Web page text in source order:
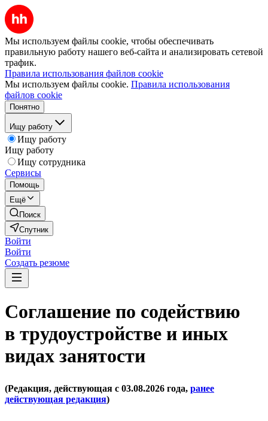
Мы используем файлы cookie, чтобы обеспечивать
правильную работу нашего веб-сайта и анализировать сетевой
трафик.
Правила использования файлов cookie
Мы используем файлы cookie. Правила использования
файлов cookie
Понятно
Ищу работу
Ищу работу
Ищу работу
Ищу сотрудника
Сервисы
Помощь
Ещё
Поиск
Спутник
Войти
Войти
Создать резюме
Соглашение по содействию
в трудоустройстве и иных
видах занятости
(Редакция, действующая с 03.08.2026 года, ранее
действующая редакция)